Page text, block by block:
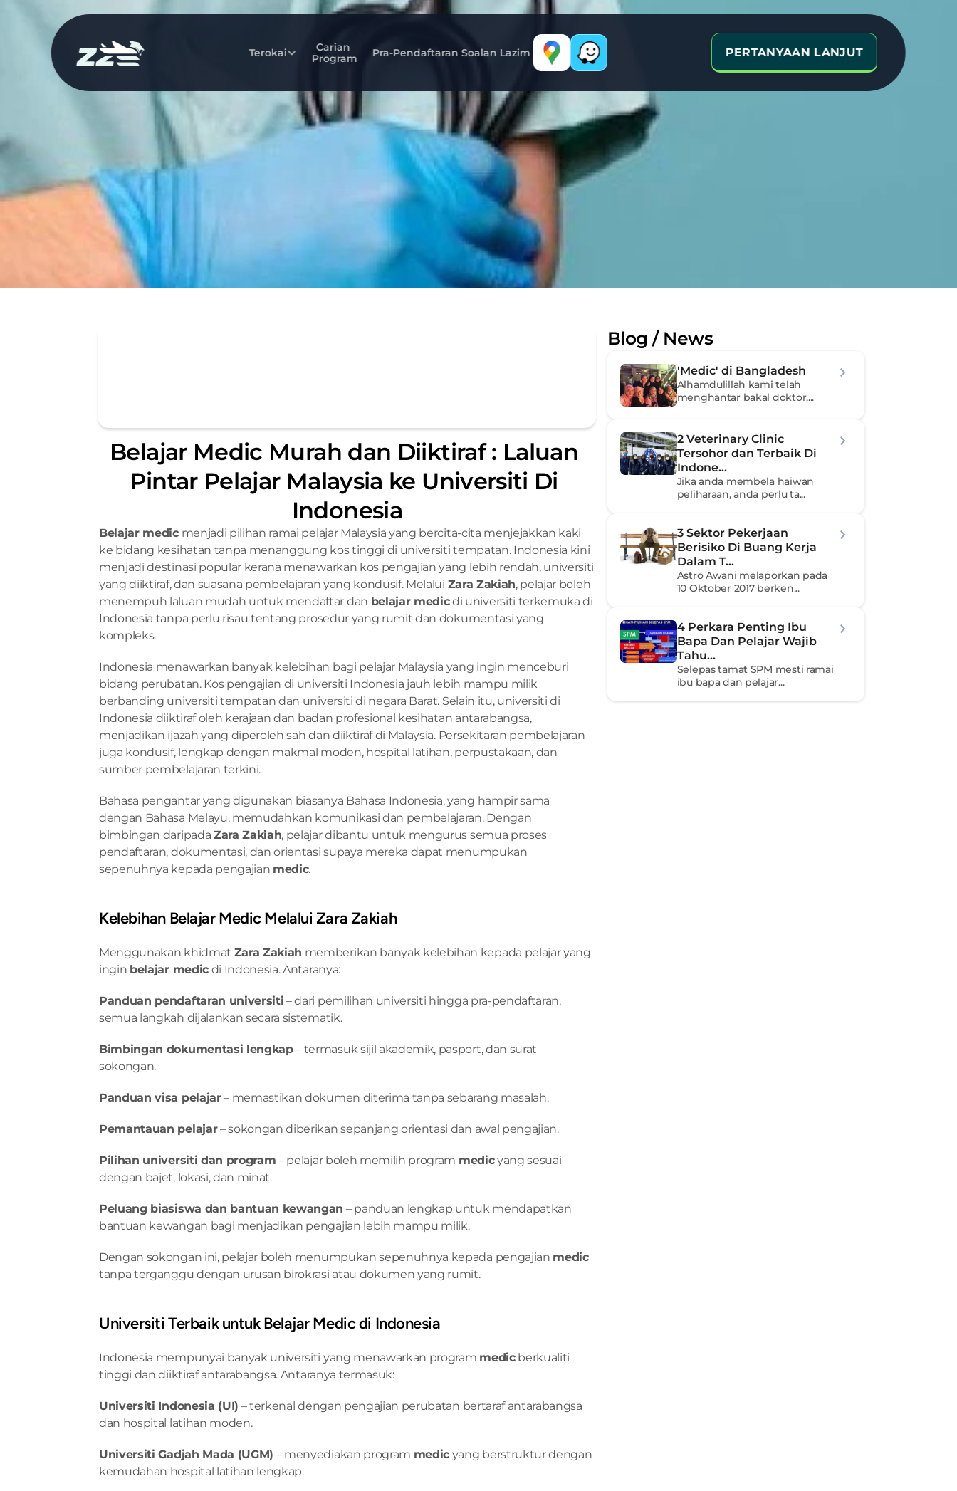
Terokai
Carian
Program
Pra-Pendaftaran Soalan Lazim PERTANYAAN LANJUT
Belajar Murah dan Diiktiraf : Laluan
Malaysia ke Universiti
Belajar Medic Murah dan Diiktiraf : Laluan
Pintar Pelajar Malaysia ke Universiti Di
Indonesia
Belajar medic menjadi pilihan ramai pelajar Malaysia yang bercita-cita menjejakkan kaki
ke bidang kesihatan tanpa menanggung kos tinggi di universiti tempatan. Indonesia kini
menjadi destinasi popular kerana menawarkan kos pengajian yang lebih rendah, universiti
yang diiktiraf, dan suasana pembelajaran yang kondusif. Melalui Zara Zakiah, pelajar boleh
menempuh laluan mudah untuk mendaftar dan belajar medic di universiti terkemuka di
Indonesia tanpa perlu risau tentang prosedur yang rumit dan dokumentasi yang
kompleks.
Indonesia menawarkan banyak kelebihan bagi pelajar Malaysia yang ingin menceburi
bidang perubatan. Kos pengajian di universiti Indonesia jauh lebih mampu milik
berbanding universiti tempatan dan universiti di negara Barat. Selain itu, universiti di
Indonesia diiktiraf oleh kerajaan dan badan profesional kesihatan antarabangsa,
menjadikan ijazah yang diperoleh sah dan diiktiraf di Malaysia. Persekitaran pembelajaran
juga kondusif, lengkap dengan makmal moden, hospital latihan, perpustakaan, dan
sumber pembelajaran terkini.
Bahasa pengantar yang digunakan biasanya Bahasa Indonesia, yang hampir sama
dengan Bahasa Melayu, memudahkan komunikasi dan pembelajaran. Dengan
bimbingan daripada Zara Zakiah, pelajar dibantu untuk mengurus semua proses
pendaftaran, dokumentasi, dan orientasi supaya mereka dapat menumpukan
sepenuhnya kepada pengajian medic.
Kelebihan Belajar Medic Melalui Zara Zakiah
Menggunakan khidmat Zara Zakiah memberikan banyak kelebihan kepada pelajar yang
ingin belajar medic di Indonesia. Antaranya:
Panduan pendaftaran universiti – dari pemilihan universiti hingga pra-pendaftaran,
semua langkah dijalankan secara sistematik.
Bimbingan dokumentasi lengkap – termasuk sijil akademik, pasport, dan surat
sokongan.
Panduan visa pelajar – memastikan dokumen diterima tanpa sebarang masalah.
Pemantauan pelajar – sokongan diberikan sepanjang orientasi dan awal pengajian.
Pilihan universiti dan program – pelajar boleh memilih program medic yang sesuai
dengan bajet, lokasi, dan minat.
Peluang biasiswa dan bantuan kewangan – panduan lengkap untuk mendapatkan
bantuan kewangan bagi menjadikan pengajian lebih mampu milik.
Dengan sokongan ini, pelajar boleh menumpukan sepenuhnya kepada pengajian medic
tanpa terganggu dengan urusan birokrasi atau dokumen yang rumit.
Universiti Terbaik untuk Belajar Medic di Indonesia
Indonesia mempunyai banyak universiti yang menawarkan program medic berkualiti
tinggi dan diiktiraf antarabangsa. Antaranya termasuk:
Universiti Indonesia (UI) – terkenal dengan pengajian perubatan bertaraf antarabangsa
dan hospital latihan moden.
Universiti Gadjah Mada (UGM) – menyediakan program medic yang berstruktur dengan
kemudahan hospital latihan lengkap.
Blog / News
'Medic' di Bangladesh
Alhamdulillah kami telah
menghantar bakal doktor,...
2 Veterinary Clinic
Tersohor dan Terbaik Di
Indone...
Jika anda membela haiwan
peliharaan, anda perlu ta...
3 Sektor Pekerjaan
Berisiko Di Buang Kerja
Dalam T...
Astro Awani melaporkan pada
10 Oktober 2017 berken...
4 Perkara Penting Ibu
Bapa Dan Pelajar Wajib
Tahu...
Selepas tamat SPM mesti ramai
ibu bapa dan pelajar...